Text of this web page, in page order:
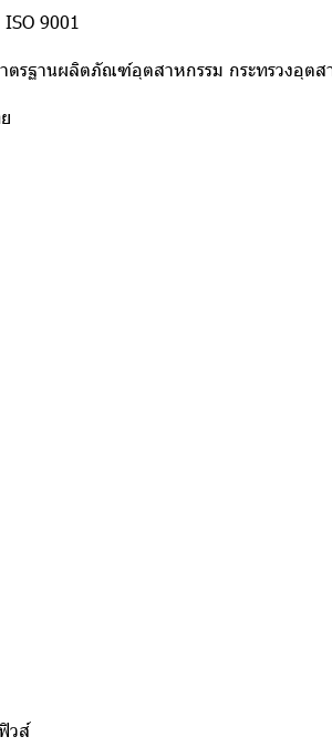
9001
รฐานผลิตภัณฑ์อุตสาหกรรม กระทรวงอุตส
วส์